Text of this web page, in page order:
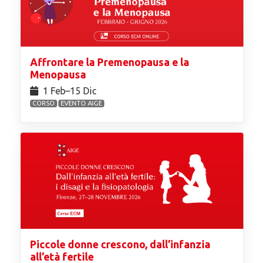
Affrontare la Premenopausa e la
Menopausa
1 Feb⁠–15 Dic
CORSO EVENTO AIGE
Piccole donne crescono, dall’infanzia
all’età fertile